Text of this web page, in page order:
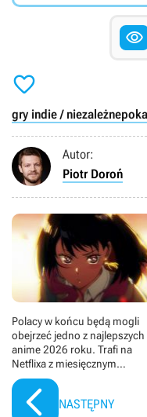


gry indie / niezależne
Autor:
Piotr Doroń
Polacy w końcu będą mogli
obejrzeć jedno z najlepszych
anime 2026 roku. Trafi na
Netflixa z miesięcznym
opóźnieniem
NASTĘPNY